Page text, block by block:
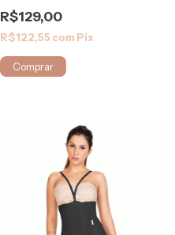
R$129,00
R$122,55 com Pix
Comprar